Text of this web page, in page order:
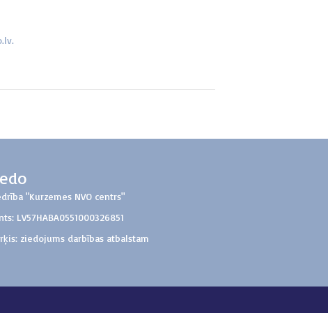
"Kurzemes NVO centrs"
LV57HABA0551000326851
ziedojums darbības atbalstam